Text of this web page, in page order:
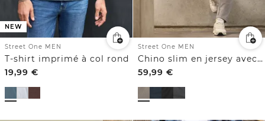
NEW
Street One MEN
T-shirt imprimé à col rond
19,99 €
Street One MEN
Chino slim en jersey avec ceinture confortable
59,99 €